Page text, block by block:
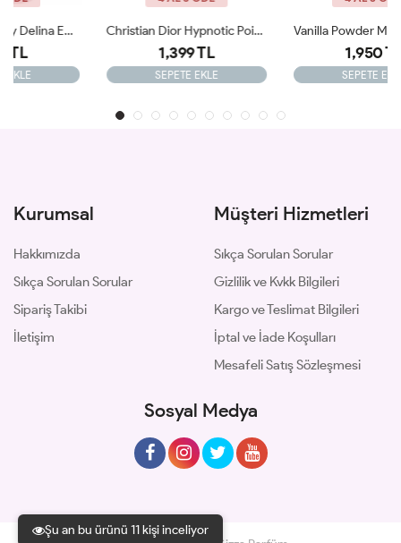
Şu an bu ürünü 11 kişi inceliyor
Christian Dior Hypnotic Poison Orijinal Tester 100ml Edp Kadın Tester Parfüm
SEPETE EKLE
Vanilla Powder MATİERE PREMİERE 100ml Tester
SEPETE EKLE
Kurumsal
Hakkımızda
Sıkça Sorulan Sorular
Sipariş Takibi
İletişim
Müşteri Hizmetleri
Sıkça Sorulan Sorular
Gizlilik ve Kvkk Bilgileri
Kargo ve Teslimat Bilgileri
İptal ve İade Koşulları
Mesafeli Satış Sözleşmesi
Sosyal Medya